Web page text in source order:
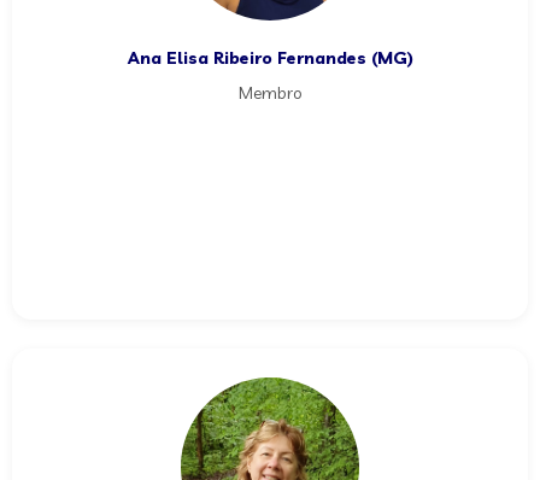
Ana Elisa Ribeiro Fernandes (MG)
Membro